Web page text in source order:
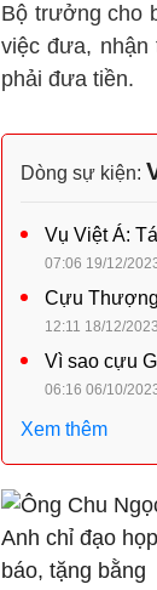
Bộ trưởng cho
việc đưa, nhận
phải đưa tiền.
Dòng sự kiện:
Vụ Việt Á:
07:06 19/12/
Cựu
12:11 18/12/2023
Vì sao cựu
06:16 06/10/
Xem thêm